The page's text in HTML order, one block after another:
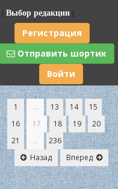
| Выбор редакции |
Регистрация
Отправить шортик
Войти
1 ... 13 14
15
16
17 18 19
20
21
...
236
Назад
Вперед
|